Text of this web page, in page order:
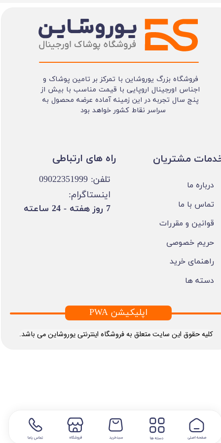
فروشگاه بزرگ یوروشاین با تمرکز بر تامین پوشاک و
اجناس اورجینال اروپایی با قیمت مناسب با بیش از
پنج سال تجربه در این زمینه آماده عرضه محصول به
سراسر نقاط کشور خواهد بود
​کلیه حقوق این سایت متعلق به فروشگاه اینترنتی یوروشاین می باشد.
مشتریان
درباره ما
تماس با ما
قوانین و مقررات
حریم خصوصی
راهنمای خرید
دسته ها
تلفن: 09022351999
اینستاگرام:
​7 روز هفته - 24 ساعته ​​​​​​​
PWA اپلیکیشن
​​راه های ارتباطی